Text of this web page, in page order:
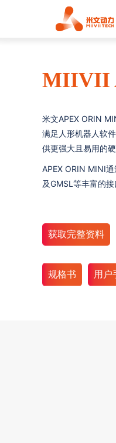
MIIVII
米文APEX ORIN
满足人形机器人软
供更强大且易用的硬
APEX ORIN MINI
及GMSL等丰富的
获取完整资料
规格书 用户